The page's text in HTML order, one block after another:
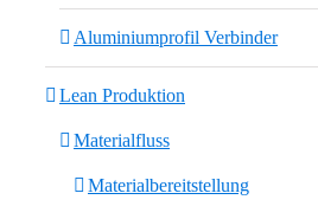
Aluminiumprofil Verbinder
Lean Produktion
Materialfluss
Materialbereitstellung